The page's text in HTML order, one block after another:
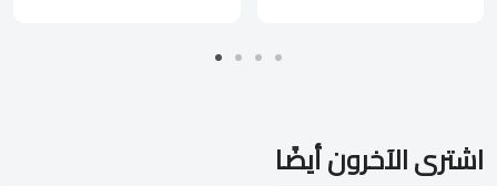
اشترى الآخرون أيضًا